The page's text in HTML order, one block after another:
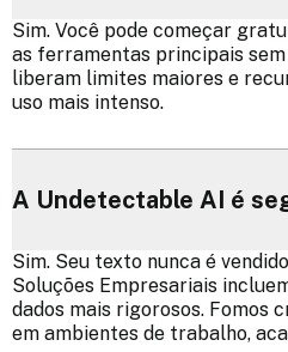
Sim. Você pode começar
as ferramentas principais
liberam limites maiores e
uso mais intenso.
A Undetectable AI é
Sim. Seu texto nunca é
Soluções Empresariais
dados mais rigorosos. Fomos
em ambientes de trabalho,